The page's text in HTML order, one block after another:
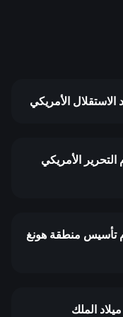
الأمريكي
الأمريكي
تأسيس منطقة هونغ
الملك